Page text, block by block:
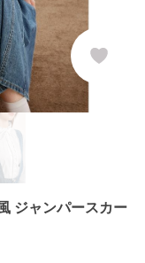
ジャンパースカー